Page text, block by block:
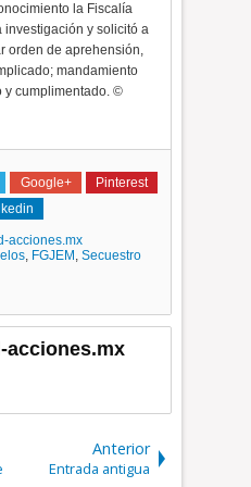
la Fiscalía
investigación y solicitó a
orden de aprehensión,
mandamiento
y cumplimentado. ©
Google+
Pinterest
acciones.mx
, FGJEM ,Secuestro
acciones.mx
Anterior
Entrada antigua